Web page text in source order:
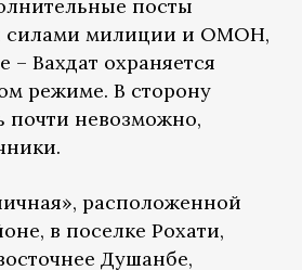
посты
силами милиции и ОМОН,
– Вахдат охраняется
режиме. В сторону
почти невозможно,
расположенной
в поселке Рохати,
Душанбе,